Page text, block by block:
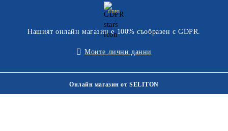
GDPR
Нашият онлайн магазин е 100% съобразен с GDPR.
Моите лични данни
Онлайн магазин от SELITON